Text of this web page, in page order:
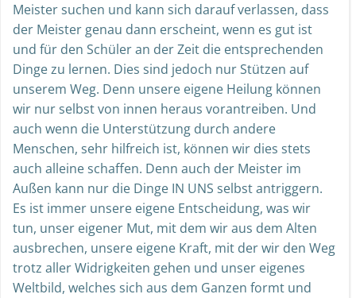
Meister suchen und kann sich darauf verlassen, dass
der Meister genau dann erscheint, wenn es gut ist
und für den Schüler an der Zeit die entsprechenden
Dinge zu lernen. Dies sind jedoch nur Stützen auf
unserem Weg. Denn unsere eigene Heilung können
wir nur selbst von innen heraus vorantreiben. Und
auch wenn die Unterstützung durch andere
Menschen, sehr hilfreich ist, können wir dies stets
auch alleine schaffen. Denn auch der Meister im
Außen kann nur die Dinge IN UNS selbst antriggern.
Es ist immer unsere eigene Entscheidung, was wir
tun, unser eigener Mut, mit dem wir aus dem Alten
ausbrechen, unsere eigene Kraft, mit der wir den Weg
trotz aller Widrigkeiten gehen und unser eigenes
Weltbild, welches sich aus dem Ganzen formt und